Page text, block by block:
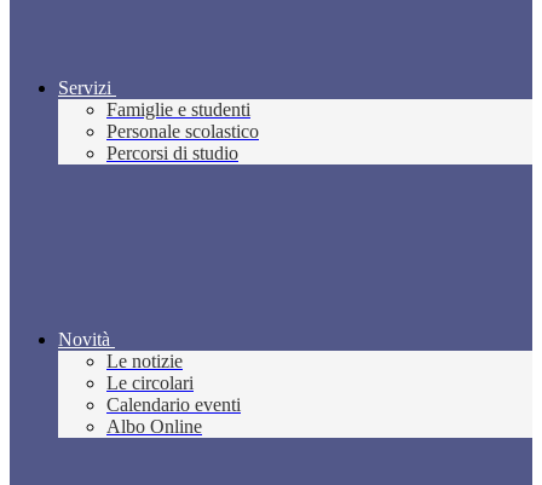
Servizi
Famiglie e studenti
Personale scolastico
Percorsi di studio
Novità
Le notizie
Le circolari
Calendario eventi
Albo Online